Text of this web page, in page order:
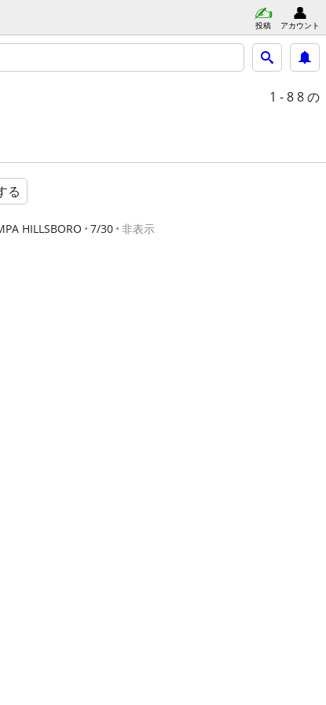
投稿 アカウント
1 - 88 の
る
HILLSBORO 7/30 非表示